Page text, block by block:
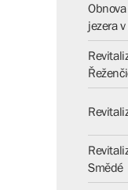
jezera
Smědé